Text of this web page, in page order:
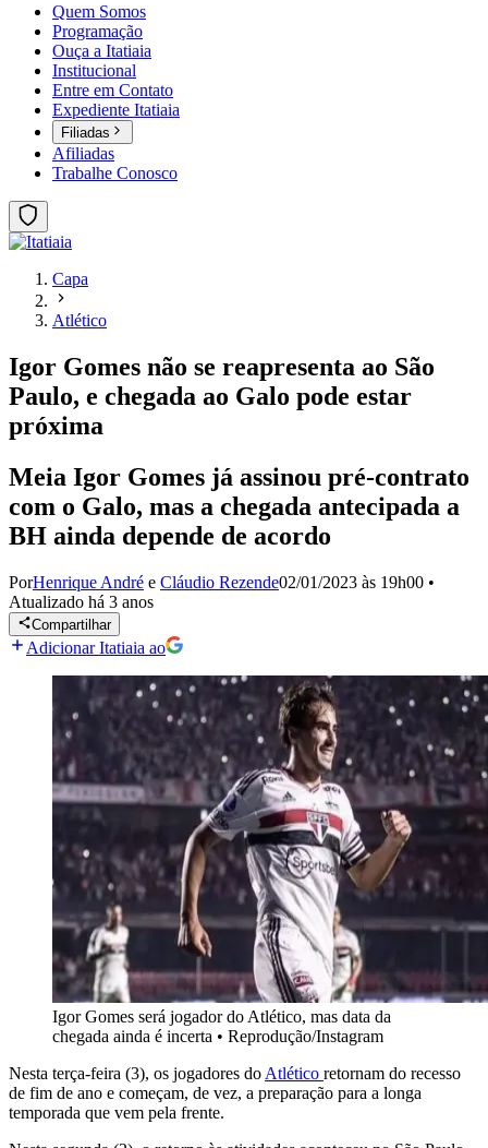
Quem Somos
Programação
Ouça a Itatiaia
Institucional
Entre em Contato
Expediente Itatiaia
Filiadas
Afiliadas
Trabalhe Conosco
Capa
Atlético
Igor Gomes não se reapresenta ao São
Paulo, e chegada ao Galo pode estar
próxima
Meia Igor Gomes já assinou pré-contrato
com o Galo, mas a chegada antecipada a
BH ainda depende de acordo
PorHenrique André e Cláudio Rezende02/01/2023 às 19h00 •
Atualizado há 3 anos
Compartilhar
Adicionar Itatiaia ao
Igor Gomes será jogador do Atlético, mas data da
chegada ainda é incerta • Reprodução/Instagram
Nesta terça-feira (3), os jogadores do Atlético retornam do recesso
de fim de ano e começam, de vez, a preparação para a longa
temporada que vem pela frente.